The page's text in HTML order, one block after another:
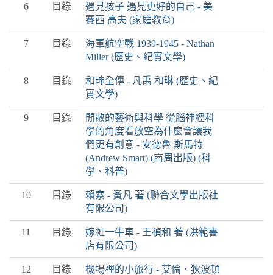
6 目錄
遇見孩子 遇見更好的自己 - 美
賽西 高夫 (家庭教育)
7 目錄
海軍航空戰 1939-1945 - Nathan
Miller (歷史、紀實文學)
8 目錄
和珅全傳 - 凡禹 和琳 (歷史、紀
實文學)
9 目錄
閒散的藝術與科學 從腦神經科
學的角度看放空為什麼會讓我
們更有創意 - 安德魯 斯馬特
(Andrew Smart) (商周出版) (科
學、科普)
10 目錄
賴索 - 黃凡 著 (聯合文學出版社
有限公司)
11 目錄
嫁粧一牛車 - 王禎和 著 (洪範書
店有限公司)
12 目錄
機場裡的小旅行 - 艾倫．狄波頓